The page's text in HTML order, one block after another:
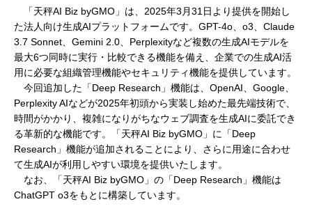
「天秤AI Biz byGMO」は、2025年3月31日より提供を開始し
た法人向け生成AIプラットフォームです。GPT-4o、o3、Claude
3.7 Sonnet、Gemini 2.0、Perplexityなど複数の生成AIモデルを
最大6つ同時に実行・比較できる機能を備え、企業での生成AI活
用に必要な組織管理機能やセキュリティ機能を提供しています。
今回追加した「Deep Research」機能は、OpenAI、Google、
Perplexity AIなどが2025年初頭から実装し始めた最先端技術で、
時間がかかり、複雑になりがちなウェブ調査を生成AIに委託でき
る革新的な機能です。「天秤AI Biz byGMO」に「Deep
Research」機能が追加されることにより、さらに用途に合わせ
て生成AIが利用しやすい環境を提供いたします。
なお、「天秤AI Biz byGMO」の「Deep Research」機能は
ChatGPT o3をもとに構築しています。